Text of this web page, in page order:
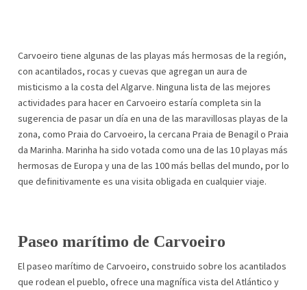
Carvoeiro tiene algunas de las playas más hermosas de la región,
con acantilados, rocas y cuevas que agregan un aura de
misticismo a la costa del Algarve. Ninguna lista de las mejores
actividades para hacer en Carvoeiro estaría completa sin la
sugerencia de pasar un día en una de las maravillosas playas de la
zona, como Praia do Carvoeiro, la cercana Praia de Benagil o Praia
da Marinha. Marinha ha sido votada como una de las 10 playas más
hermosas de Europa y una de las 100 más bellas del mundo, por lo
que definitivamente es una visita obligada en cualquier viaje.
Paseo marítimo de Carvoeiro
El paseo marítimo de Carvoeiro, construido sobre los acantilados
que rodean el pueblo, ofrece una magnífica vista del Atlántico y